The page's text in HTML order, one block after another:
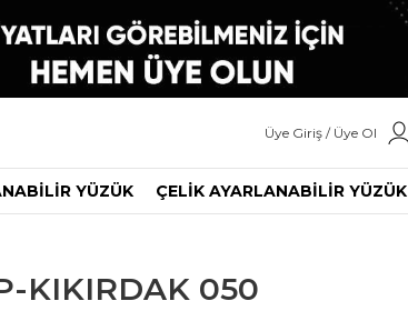
YÜZÜK ÇELİK AYARLANABİLİR YÜZÜK
Üye Giriş / Üye Ol
KIKIRDAK 050